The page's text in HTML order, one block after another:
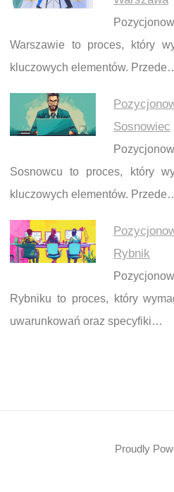
Warszawie to proces, który
kluczowych elementów.
Sosnowiec
Sosnowcu to proces, który
kluczowych elementów.
Rybnik
Rybniku to proces, który
uwarunkowań oraz specyfiki…
Proudly